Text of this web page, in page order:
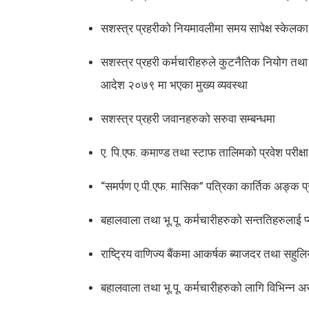
सशस्त्र प्रहरीको नियमावलीमा समय सापेक्ष
सशस्त्र प्रहरी कर्मचारीहरुले कुटनैतिक नियोग
आदेश २०७९ मा भएका मुख्य व्यवस्था
सशस्त्र प्रहरी जवानहरुको सरुवा सम्बन्धमा
ए. पि.एफ. कमाण्ड तथा स्टाफ तालिमको प्रवेश
“समर्पण ए.पी.एफ. मासिक” पत्रिका कार्तिक अङ्क
बहालवाला तथा भू.पू. कर्मचारीहरुको सन्ततिहरुलाई
राष्ट्रिय वाणिज्य बैंकमा आकर्षक ब्याजदर तथा
बहालवाला तथा भू.पू. कर्मचारीहरुको लागि विभिन्न